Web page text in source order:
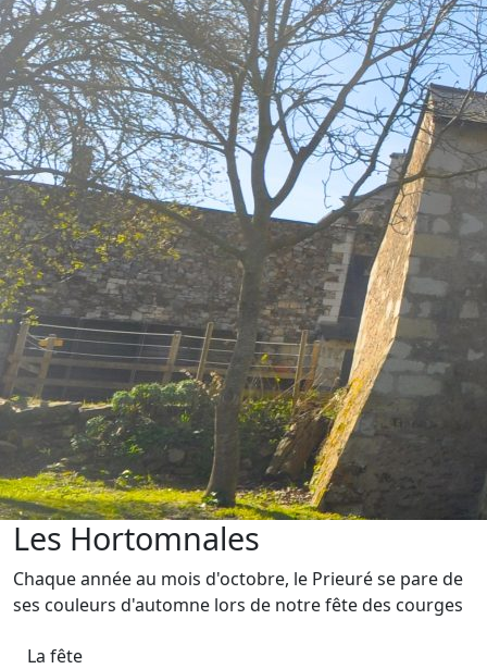
Les Hortomnales
Chaque année au mois d'octobre, le Prieuré se pare de
ses couleurs d'automne lors de notre fête des courges
La fête